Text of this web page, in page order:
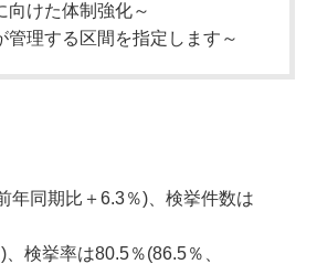
向けた体制強化～
管理する区間を指定します～
年同期比＋6.3％)、検挙件数は
検挙率は80.5％(86.5％、